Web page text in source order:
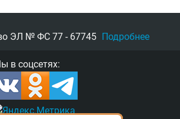
ЭЛ № ФС 77 - 67745 Подробнее
в соцсетях: